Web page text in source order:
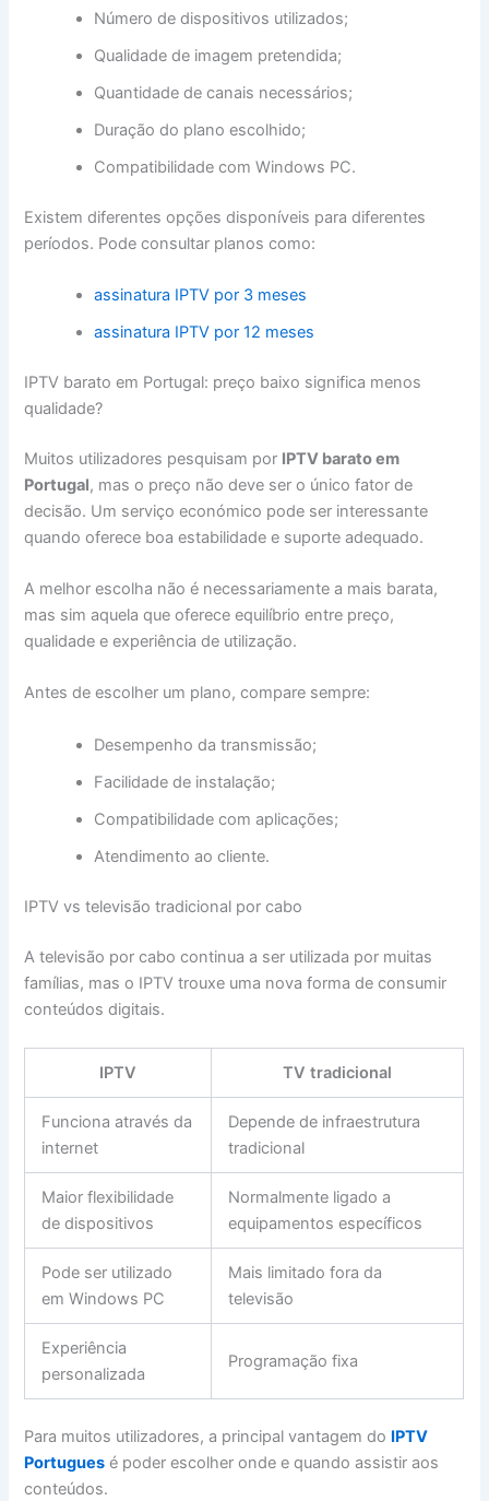
Número de dispositivos utilizados;
Qualidade de imagem pretendida;
Quantidade de canais necessários;
Duração do plano escolhido;
Compatibilidade com Windows PC.
Existem diferentes opções disponíveis para diferentes
períodos. Pode consultar planos como:
assinatura IPTV por 3 meses
assinatura IPTV por 12 meses
IPTV barato em Portugal: preço baixo significa menos
qualidade?
Muitos utilizadores pesquisam por IPTV barato em
Portugal, mas o preço não deve ser o único fator de
decisão. Um serviço económico pode ser interessante
quando oferece boa estabilidade e suporte adequado.
A melhor escolha não é necessariamente a mais barata,
mas sim aquela que oferece equilíbrio entre preço,
qualidade e experiência de utilização.
Antes de escolher um plano, compare sempre:
Desempenho da transmissão;
Facilidade de instalação;
Compatibilidade com aplicações;
Atendimento ao cliente.
IPTV vs televisão tradicional por cabo
A televisão por cabo continua a ser utilizada por muitas
famílias, mas o IPTV trouxe uma nova forma de consumir
conteúdos digitais.
IPTV TV tradicional
Funciona através da
internet
Depende de infraestrutura
tradicional
Maior flexibilidade
de dispositivos
Normalmente ligado a
equipamentos específicos
Pode ser utilizado
em Windows PC
Mais limitado fora da
televisão
Experiência
personalizada
Programação fixa
Para muitos utilizadores, a principal vantagem do IPTV
Portugues é poder escolher onde e quando assistir aos
conteúdos.